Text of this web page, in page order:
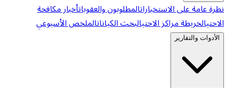
نظرة عامة على الاستخباراتالمطلوبون والعقوباتأخبار مكافحة
الاحتيالخريطة مراكز الاحتيالبحث الكياناتالملخص الأسبوعي
الأدوات والتقارير